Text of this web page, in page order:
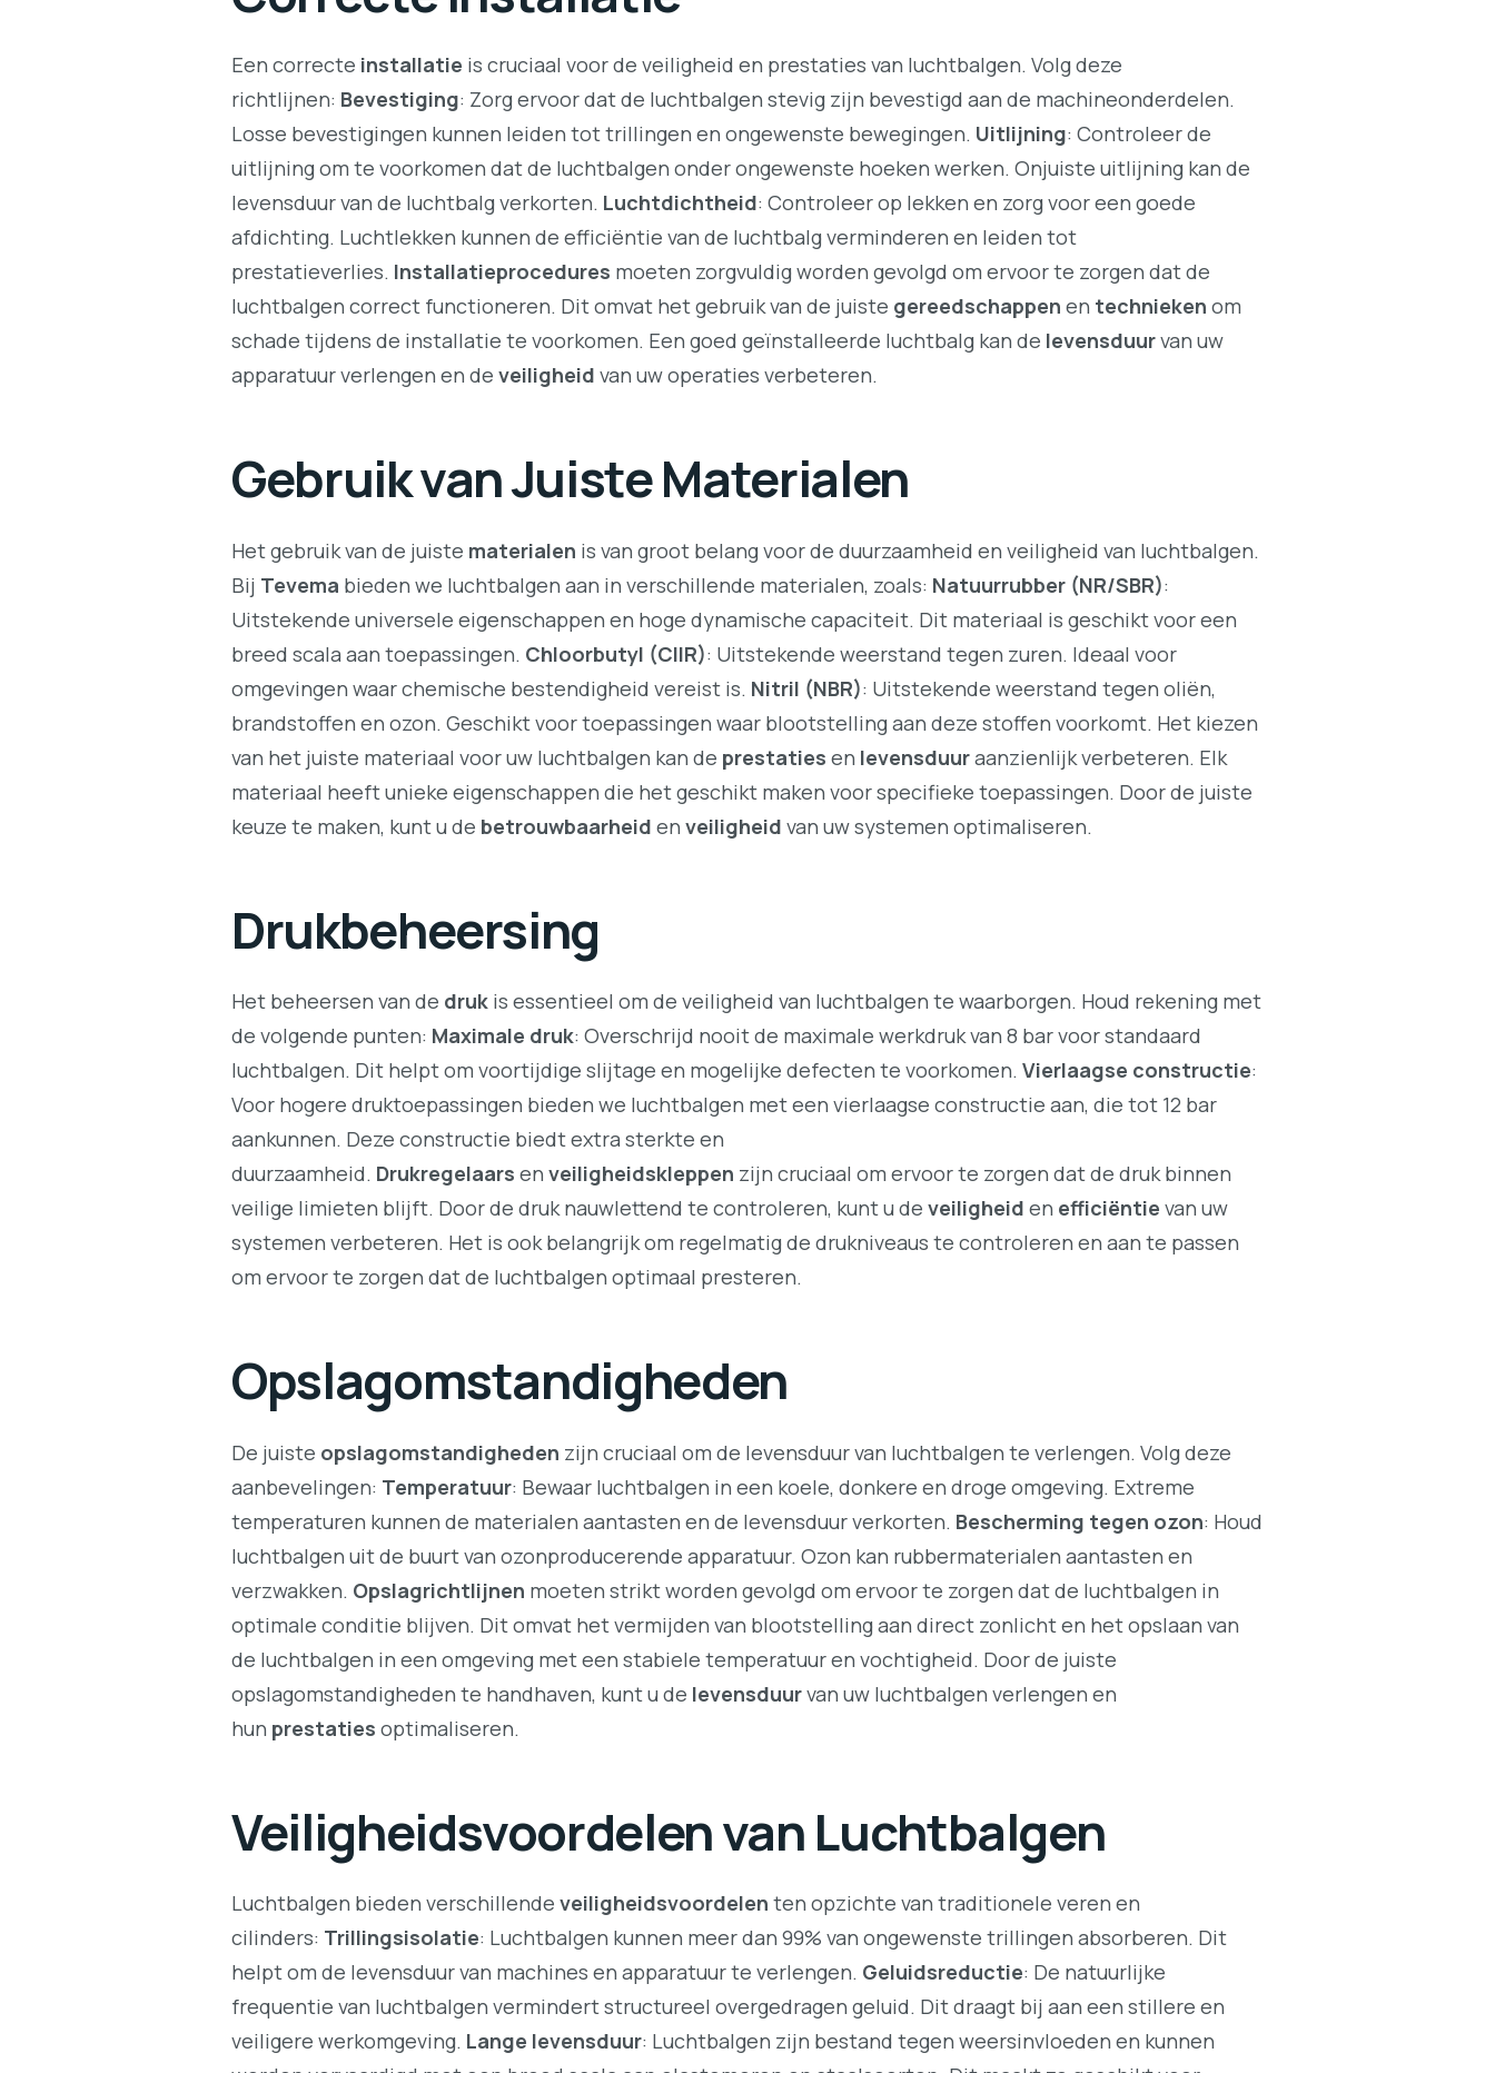
Een correcte installatie is cruciaal voor de veiligheid en prestaties van luchtbalgen. Volg deze
richtlijnen: Bevestiging: Zorg ervoor dat de luchtbalgen stevig zijn bevestigd aan de machineonderdelen.
Losse bevestigingen kunnen leiden tot trillingen en ongewenste bewegingen. Uitlijning: Controleer de
uitlijning om te voorkomen dat de luchtbalgen onder ongewenste hoeken werken. Onjuiste uitlijning kan de
levensduur van de luchtbalg verkorten. Luchtdichtheid: Controleer op lekken en zorg voor een goede
afdichting. Luchtlekken kunnen de efficiëntie van de luchtbalg verminderen en leiden tot
prestatieverlies. Installatieprocedures moeten zorgvuldig worden gevolgd om ervoor te zorgen dat de
luchtbalgen correct functioneren. Dit omvat het gebruik van de juiste gereedschappen en technieken om
schade tijdens de installatie te voorkomen. Een goed geïnstalleerde luchtbalg kan de levensduurvan uw
apparatuur verlengen en de veiligheid van uw operaties verbeteren.
Gebruik van Juiste Materialen
Het gebruik van de juiste materialen is van groot belang voor de duurzaamheid en veiligheid van luchtbalgen.
Bij Tevema bieden we luchtbalgen aan in verschillende materialen, zoals: Natuurrubber (NR/SBR):
Uitstekende universele eigenschappen en hoge dynamische capaciteit. Dit materiaal is geschikt voor een
breed scala aan toepassingen. Chloorbutyl (CIIR): Uitstekende weerstand tegen zuren. Ideaal voor
omgevingen waar chemische bestendigheid vereist is. Nitril (NBR): Uitstekende weerstand tegen oliën,
brandstoffen en ozon. Geschikt voor toepassingen waar blootstelling aan deze stoffen voorkomt. Het kiezen
van het juiste materiaal voor uw luchtbalgen kan de prestaties en levensduuraanzienlijk verbeteren. Elk
materiaal heeft unieke eigenschappen die het geschikt maken voor specifieke toepassingen. Door de juiste
keuze te maken, kunt u de betrouwbaarheid en veiligheid van uw systemen optimaliseren.
Drukbeheersing
Het beheersen van de druk is essentieel om de veiligheid van luchtbalgen te waarborgen. Houd rekening met
de volgende punten: Maximale druk: Overschrijd nooit de maximale werkdruk van 8 bar voor standaard
luchtbalgen. Dit helpt om voortijdige slijtage en mogelijke defecten te voorkomen. Vierlaagse constructie:
Voor hogere druktoepassingen bieden we luchtbalgen met een vierlaagse constructie aan, die tot 12 bar
aankunnen. Deze constructie biedt extra sterkte en
duurzaamheid. Drukregelaars en veiligheidskleppen zijn cruciaal om ervoor te zorgen dat de druk binnen
veilige limieten blijft. Door de druk nauwlettend te controleren, kunt u de veiligheid en efficiëntie van uw
systemen verbeteren. Het is ook belangrijk om regelmatig de drukniveaus te controleren en aan te passen
om ervoor te zorgen dat de luchtbalgen optimaal presteren.
Opslagomstandigheden
De juiste opslagomstandigheden zijn cruciaal om de levensduur van luchtbalgen te verlengen. Volg deze
aanbevelingen: Temperatuur: Bewaar luchtbalgen in een koele, donkere en droge omgeving. Extreme
temperaturen kunnen de materialen aantasten en de levensduur verkorten. Bescherming tegen ozon: Houd
luchtbalgen uit de buurt van ozonproducerende apparatuur. Ozon kan rubbermaterialen aantasten en
verzwakken. Opslagrichtlijnen moeten strikt worden gevolgd om ervoor te zorgen dat de luchtbalgen in
optimale conditie blijven. Dit omvat het vermijden van blootstelling aan direct zonlicht en het opslaan van
de luchtbalgen in een omgeving met een stabiele temperatuur en vochtigheid. Door de juiste
opslagomstandigheden te handhaven, kunt u de levensduurvan uw luchtbalgen verlengen en
hun prestaties optimaliseren.
Veiligheidsvoordelen van Luchtbalgen
Luchtbalgen bieden verschillende veiligheidsvoordelen ten opzichte van traditionele veren en
cilinders: Trillingsisolatie: Luchtbalgen kunnen meer dan 99% van ongewenste trillingen absorberen. Dit
helpt om de levensduur van machines en apparatuur te verlengen. Geluidsreductie: De natuurlijke
frequentie van luchtbalgen vermindert structureel overgedragen geluid. Dit draagt bij aan een stillere en
veiligere werkomgeving. Lange levensduur: Luchtbalgen zijn bestand tegen weersinvloeden en kunnen